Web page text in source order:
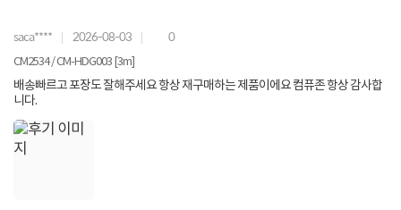
saca**** 2026-08-03 0
CM2534 / CM-HDG003 [3m]
배송빠르고 포장도 잘해주세요 항상 재구매하는 제품이에요 컴퓨존 항상 감사합
니다.